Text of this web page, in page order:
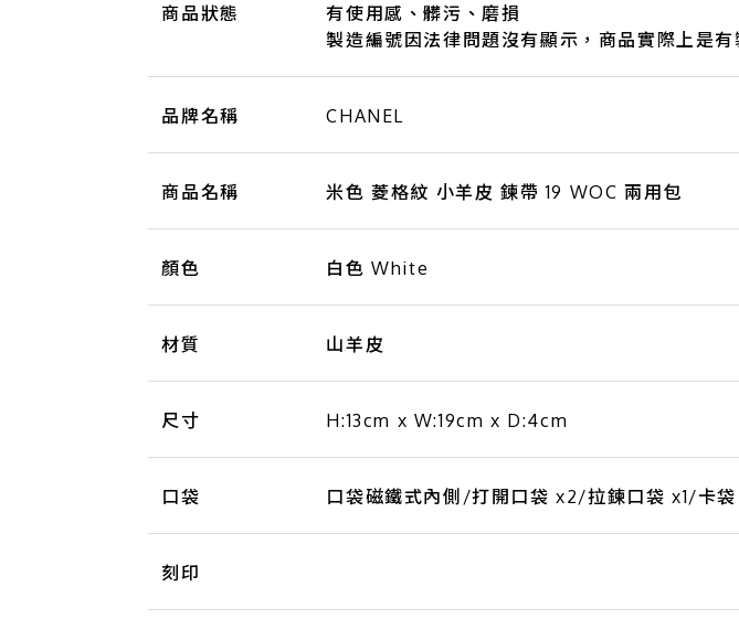
商品狀態
有使用感、髒污、磨損
製造編號因法律問題沒有顯示，商品實際上是有
品牌名稱 CHANEL
商品名稱 米色 菱格紋 小羊皮 鍊帶 19 WOC 兩用包
顏色 白色 White
材質 山羊皮
尺寸 H:13cm x W:19cm x D:4cm
口袋 口袋磁鐵式內側/打開口袋 x2/拉鍊口袋 x1/卡
刻印